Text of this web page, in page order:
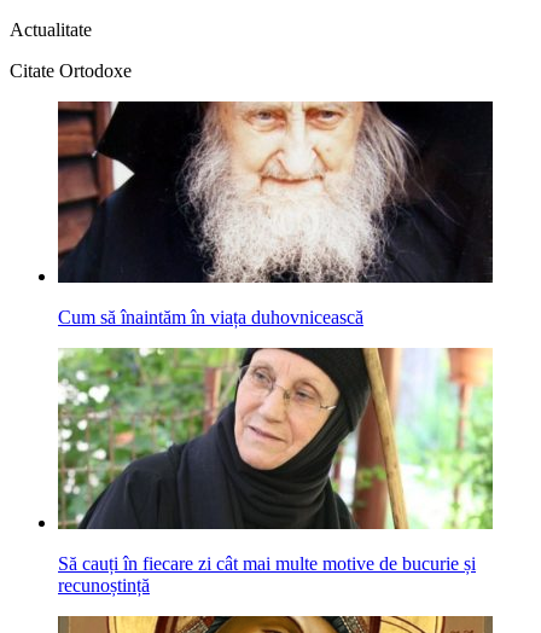
Actualitate
Citate Ortodoxe
Cum să înaintăm în viața duhovnicească
Să cauți în fiecare zi cât mai multe motive de bucurie și
recunoștință